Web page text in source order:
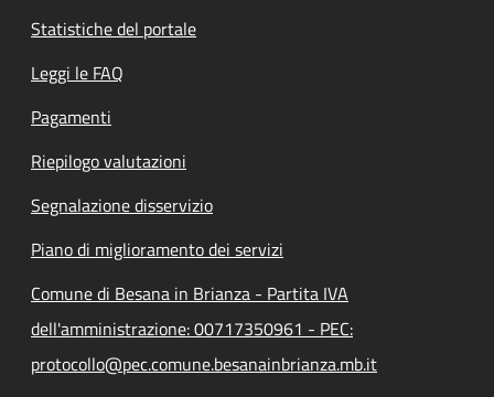
Statistiche del portale
Leggi le FAQ
Pagamenti
Riepilogo valutazioni
Segnalazione disservizio
Piano di miglioramento dei servizi
Comune di Besana in Brianza - Partita IVA
dell'amministrazione: 00717350961 - PEC:
protocollo@pec.comune.besanainbrianza.mb.it